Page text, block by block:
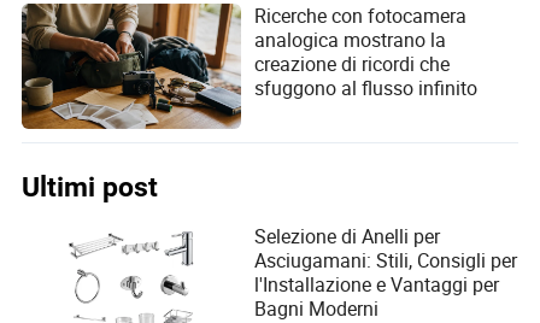
Ricerche con fotocamera
analogica mostrano la
creazione di ricordi che
sfuggono al flusso infinito
Ultimi post
Selezione di Anelli per
Asciugamani: Stili, Consigli per
l'Installazione e Vantaggi per
Bagni Moderni